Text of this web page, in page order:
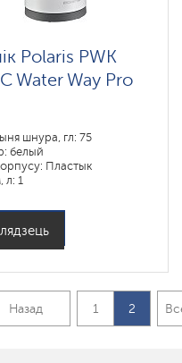
Polaris PWK
Water Way Pro
шнура, гл: 75
белый
Пластык
л: 1
Назад 1 2